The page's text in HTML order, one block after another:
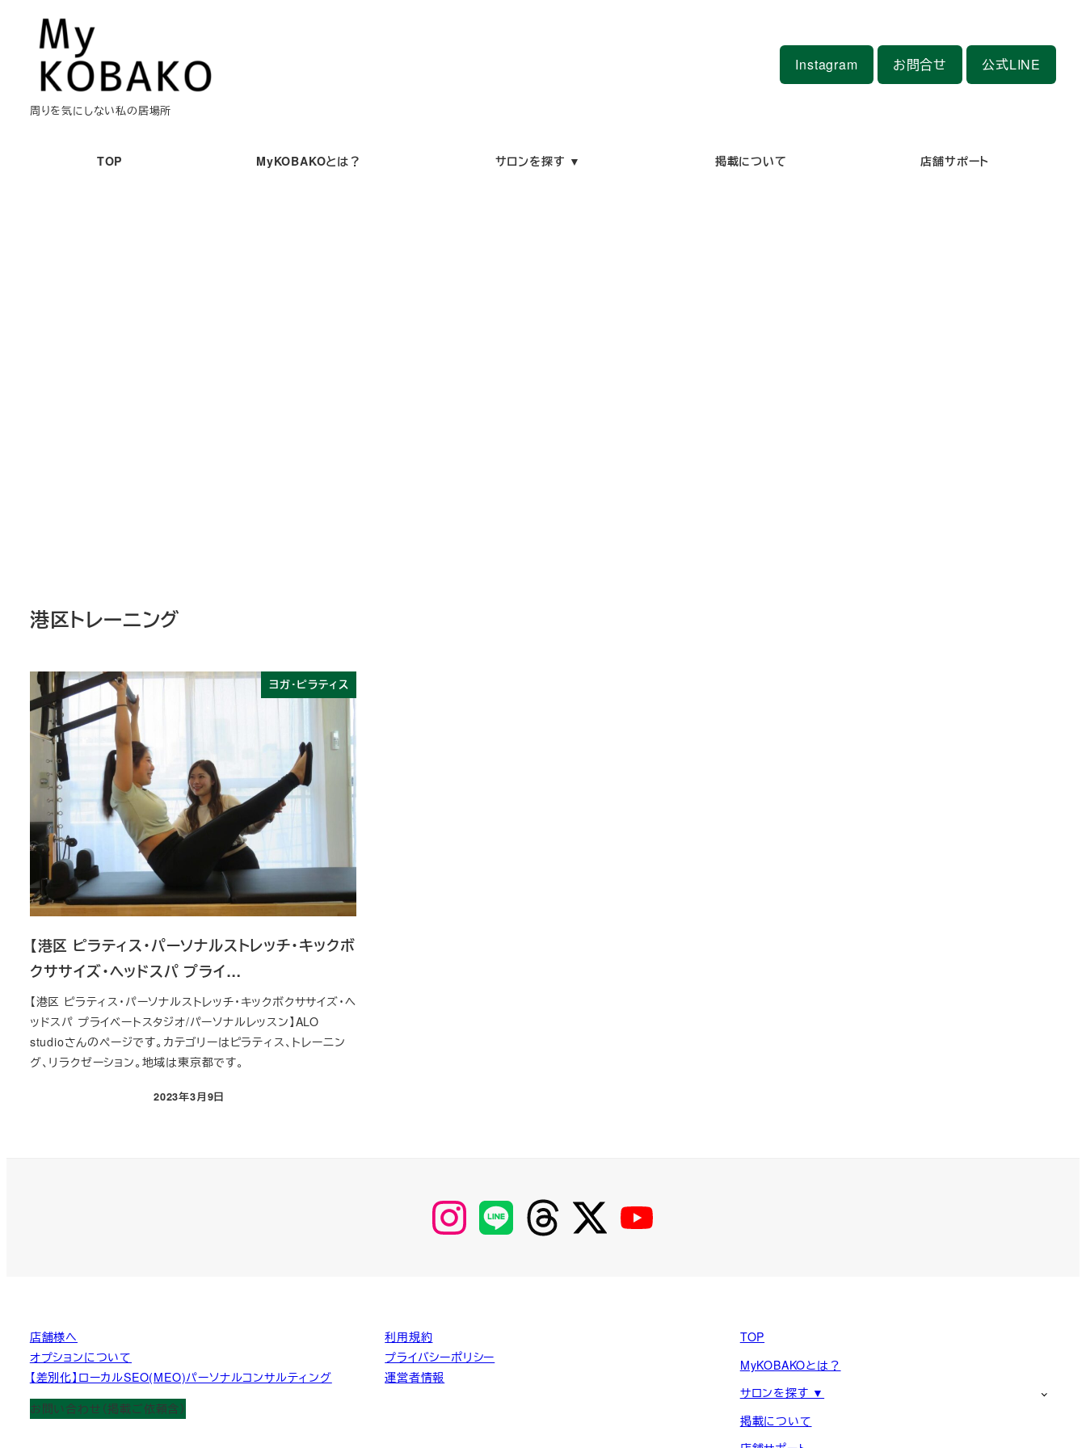
周りを気にしない私の居場所
Instagram お問合せ 公式LINE
TOP MyKOBAKOとは？ サロンを探す ▼ 掲載について 店舗サポート
港区トレーニング
ヨガ・ピラティス
【港区 ピラティス・パーソナルストレッチ・キックボ
クササイズ・ヘッドスパ プライ…
【港区 ピラティス・パーソナルストレッチ・キックボクササイズ・ヘ
ッドスパ プライベートスタジオ/パーソナルレッスン】ALO
studioさんのページです。カテゴリーはピラティス、トレーニン
グ、リラクゼーション。地域は東京都です。
投稿日
2023年3月9日
【Instagram】
MyKOBAKO
【LINE】 【threads】 【Twitter】
店舗様へ
オプションについて
【差別化】ローカルSEO(MEO)パーソナルコンサルティング
お問い合わせ（掲載ご依頼含）
利用規約
プライバシーポリシー
運営者情報
TOP
MyKOBAKOとは？
サロンを探す ▼
掲載について